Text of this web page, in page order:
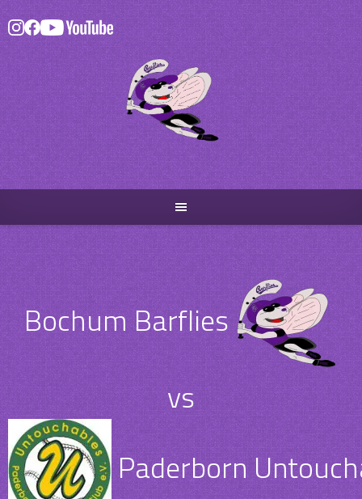
Skip
to
content
Bochum Barflies
vs
Paderborn